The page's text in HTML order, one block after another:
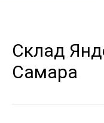
Склад
Самара